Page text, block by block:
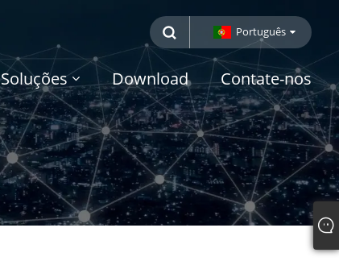
Português
Soluções Download Contate-nos